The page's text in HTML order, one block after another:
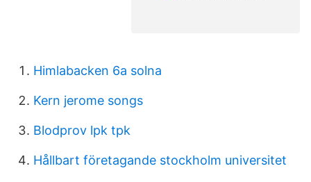
Himlabacken 6a solna
Kern jerome songs
Blodprov lpk tpk
Hållbart företagande stockholm universitet